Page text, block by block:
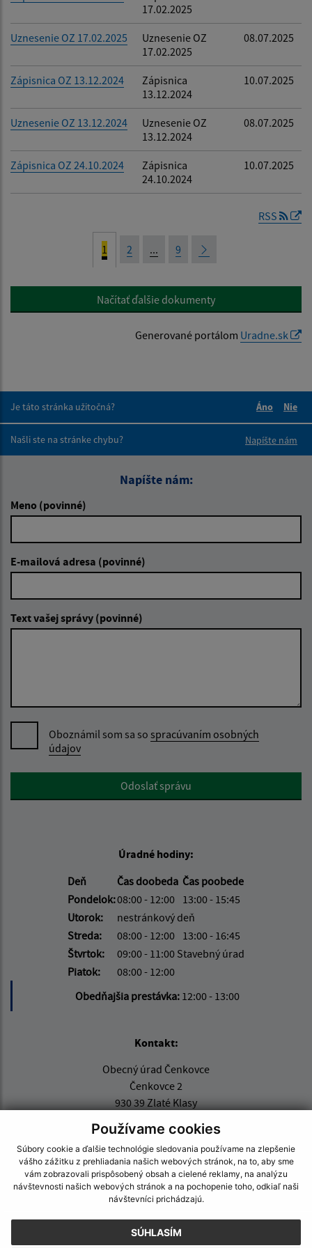
Používame cookies
Súbory cookie a ďalšie technológie sledovania používame na zlepšenie
vášho zážitku z prehliadania našich webových stránok, na to, aby sme
vám zobrazovali prispôsobený obsah a cielené reklamy, na analýzu
návštevnosti našich webových stránok a na pochopenie toho, odkiaľ naši
návštevníci prichádzajú.
SÚHLASÍM
17.02.2025
Uznesenie OZ 17.02.2025
Uznesenie OZ
17.02.2025
08.07.2025
Zápisnica OZ 13.12.2024
Zápisnica
13.12.2024
10.07.2025
Uznesenie OZ 13.12.2024
Uznesenie OZ
13.12.2024
08.07.2025
Zápisnica OZ 24.10.2024
Zápisnica
24.10.2024
10.07.2025
RSS
1 2 ... 9
Načítať ďalšie dokumenty
Generované portálom Uradne.sk
Je táto stránka užitočná?
Áno
Nie
Našli ste na stránke chybu?
Napíšte nám
Napíšte nám:
Meno (povinné)
E-mailová adresa (povinné)
Text vašej správy (povinné)
Oboznámil som sa so spracúvaním osobných
údajov
Google reCaptcha ResponseOdoslať správu
Úradné hodiny:
Deň
Čas doobeda Čas poobede
Pondelok:08:00 - 12:00 13:00 - 15:45
Utorok:
nestránkový deň
Streda:
08:00 - 12:00 13:00 - 16:45
Štvrtok:
09:00 - 11:00 Stavebný úrad
Piatok:
08:00 - 12:00
Obedňajšia prestávka: 12:00 - 13:00
Kontakt:
Obecný úrad Čenkovce
Čenkovce 2
930 39 Zlaté Klasy
info@cenkovce.sk
+421 31 56 92 710
IČO: 31871224